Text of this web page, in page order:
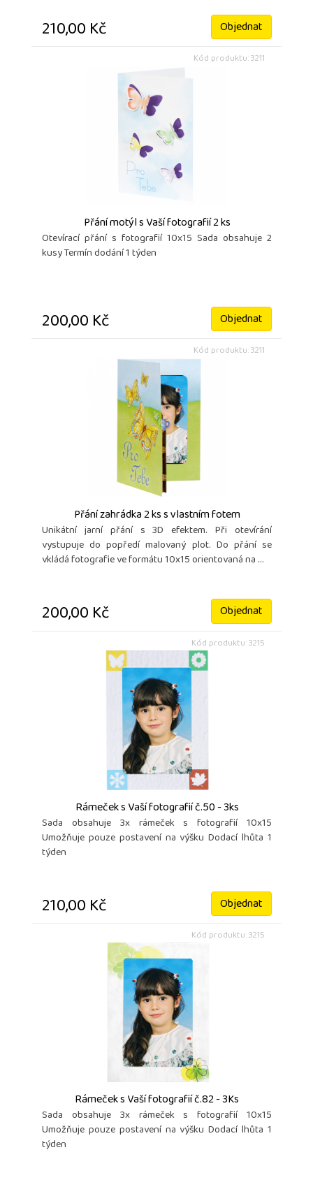
210,00 Kč Objednat
Kód produktu: 3211
Přání motýl s Vaší fotografií 2 ks
Otevírací přání s fotografií 10x15 Sada obsahuje 2
kusy Termín dodání 1 týden
200,00 Kč Objednat
Kód produktu: 3211
Přání zahrádka 2 ks s vlastním fotem
Unikátní jarní přání s 3D efektem. Při otevírání
vystupuje do popředí malovaný plot. Do přání se
vkládá fotografie ve formátu 10x15 orientovaná na ...
200,00 Kč Objednat
Kód produktu: 3215
Rámeček s Vaší fotografií č.50 - 3ks
Sada obsahuje 3x rámeček s fotografií 10x15
Umožňuje pouze postavení na výšku Dodací lhůta 1
týden
210,00 Kč Objednat
Kód produktu: 3215
Rámeček s Vaší fotografií č.82 - 3Ks
Sada obsahuje 3x rámeček s fotografií 10x15
Umožňuje pouze postavení na výšku Dodací lhůta 1
týden